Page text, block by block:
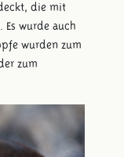
die mit
wurde auch
wurden zum
zum